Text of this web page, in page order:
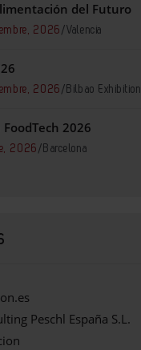
del Futuro
2026 /Valencia
2026 / Bilbao
2026
2026/ Barcelona
Peschl España S.L.